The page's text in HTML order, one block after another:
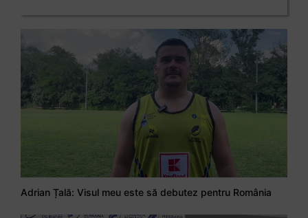
Adrian Țală: Visul meu este să debutez pentru România